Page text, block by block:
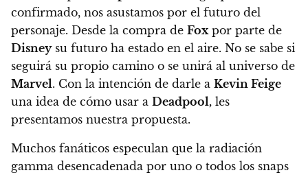
confirmado, nos asustamos por el futuro del
personaje. Desde la compra de Fox por parte de
Disneysu futuro ha estado en el aire. No se sabe si
seguirá su propio camino o se unirá al universo de
Marvel. Con la intención de darle a Kevin Feige
una idea de cómo usar a Deadpool, les
presentamos nuestra propuesta.
Muchos fanáticos especulan que la radiación
gamma desencadenada por uno o todos los snaps